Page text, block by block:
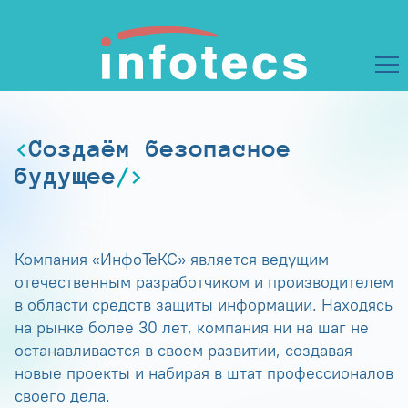
Создаём безопасное
будущее
Компания «ИнфоТеКС» является ведущим
отечественным разработчиком и производителем
в области средств защиты информации. Находясь
на рынке более 30 лет, компания ни на шаг не
останавливается в своем развитии, создавая
новые проекты и набирая в штат профессионалов
своего дела.